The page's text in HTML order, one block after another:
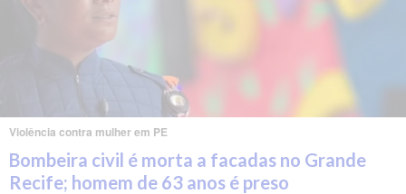
Violência contra mulher em PE
Bombeira civil é morta a facadas no Grande
Recife; homem de 63 anos é preso